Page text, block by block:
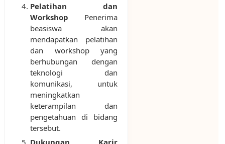
Pelatihan dan
Workshop Penerima
beasiswa akan
mendapatkan pelatihan
dan workshop yang
berhubungan dengan
teknologi dan
komunikasi, untuk
meningkatkan
keterampilan dan
pengetahuan di bidang
tersebut.
Dukungan Karir